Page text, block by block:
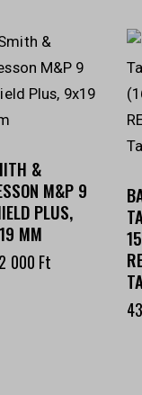
&
M&P 9
PLUS,
MM
000 Ft